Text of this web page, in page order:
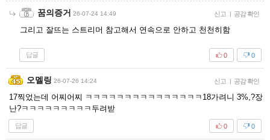
꿈의증거 26-07-24 14:49 신고 | 공감 확인
그리고 잘뜨는 스트리머 참고해서 연속으로 안하고 천천히함
답글 0
0
오멜링 26-07-26 14:24 신고 | 공감 확인
17찍었는데 어찌어찌 ㅋㅋㅋㅋㅋㅋㅋㅋㅋㅋㅋㅋㅋㅋㅋ18가려니 3%,?장
난?ㅋㅋㅋㅋㅋㅋㅋㅋㅋ두려받
답글 0
0